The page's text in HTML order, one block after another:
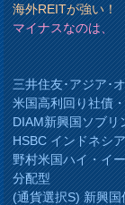
海外REITが強い！
マイナスなのは、
三井住友･アジア･
米国高利回り社債
DIAM新興国ソブリ
HSBC インドネシ
野村米国ハイ・イ
分配型
(通貨選択S) 新興